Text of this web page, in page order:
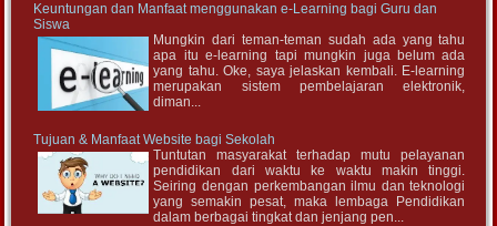
Keuntungan dan Manfaat menggunakan e-Learning bagi Guru dan
Siswa
Mungkin dari teman-teman sudah ada yang tahu
apa itu e-learning tapi mungkin juga belum ada
yang tahu. Oke, saya jelaskan kembali. E-learning
merupakan sistem pembelajaran elektronik,
diman...
Tujuan & Manfaat Website bagi Sekolah
Tuntutan masyarakat terhadap mutu pelayanan
pendidikan dari waktu ke waktu makin tinggi.
Seiring dengan perkembangan ilmu dan teknologi
yang semakin pesat, maka lembaga Pendidikan
dalam berbagai tingkat dan jenjang pen...